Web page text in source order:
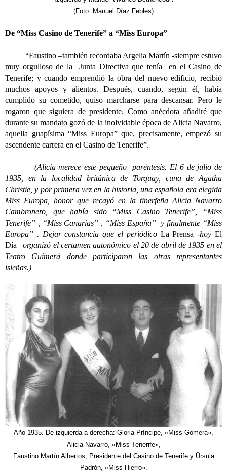
(Foto: Manuel Díaz Febles)
De “Miss Casino de Tenerife” a “Miss Europa”
“Faustino –también recordaba Argelia Martín -siempre estuvo
muy orgulloso de la Junta Directiva que tenía en el Casino de
Tenerife; y cuando emprendió la obra del nuevo edificio, recibió
muchos apoyos y alientos. Después, cuando, según él, había
cumplido su cometido, quiso marcharse para descansar. Pero le
rogaron que siguiera de presidente. Como anécdota añadiré que
durante su mandato gozó de la inolvidable época de Alicia Navarro,
aquella guapísima “Miss Europa” que, precisamente, empezó su
ascendente carrera en el Casino de Tenerife”.
(Alicia merece este pequeño paréntesis. El 6 de julio de
1935, en la localidad británica de Torquay, cuna de Agatha
Christie, y por primera vez en la historia, una española era elegida
Miss Europa, honor que recayó en la tinerfeña Alicia Navarro
Cambronero, que había sido “Miss Casino Tenerife”, “Miss
Tenerife” , “Miss Canarias” , “Miss España” y finalmente “Miss
Europa” . Dejar constancia que el periódico La Prensa -hoyEl
Día– organizó el certamen autonómico el 20 de abril de 1935 en el
Teatro Guimerá donde participaron las otras representantes
isleñas.)
Año 1935. De izquierda a derecha: Gloria Príncipe, «Miss Gomera»,
Alicia Navarro, «Miss Tenerife»,
Faustino Martín Albertos, Presidente del Casino de Tenerife y Ürsula
Padrón, «Miss Hierro».